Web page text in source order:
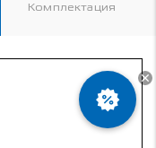
Комплектация